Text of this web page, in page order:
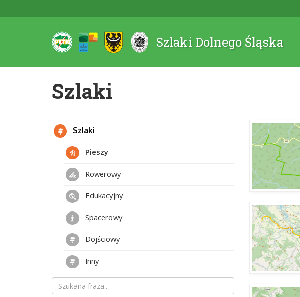
Szlaki Dolnego Śląska
Szlaki
Szlaki
Pieszy
Rowerowy
Edukacyjny
Spacerowy
Dojściowy
Inny